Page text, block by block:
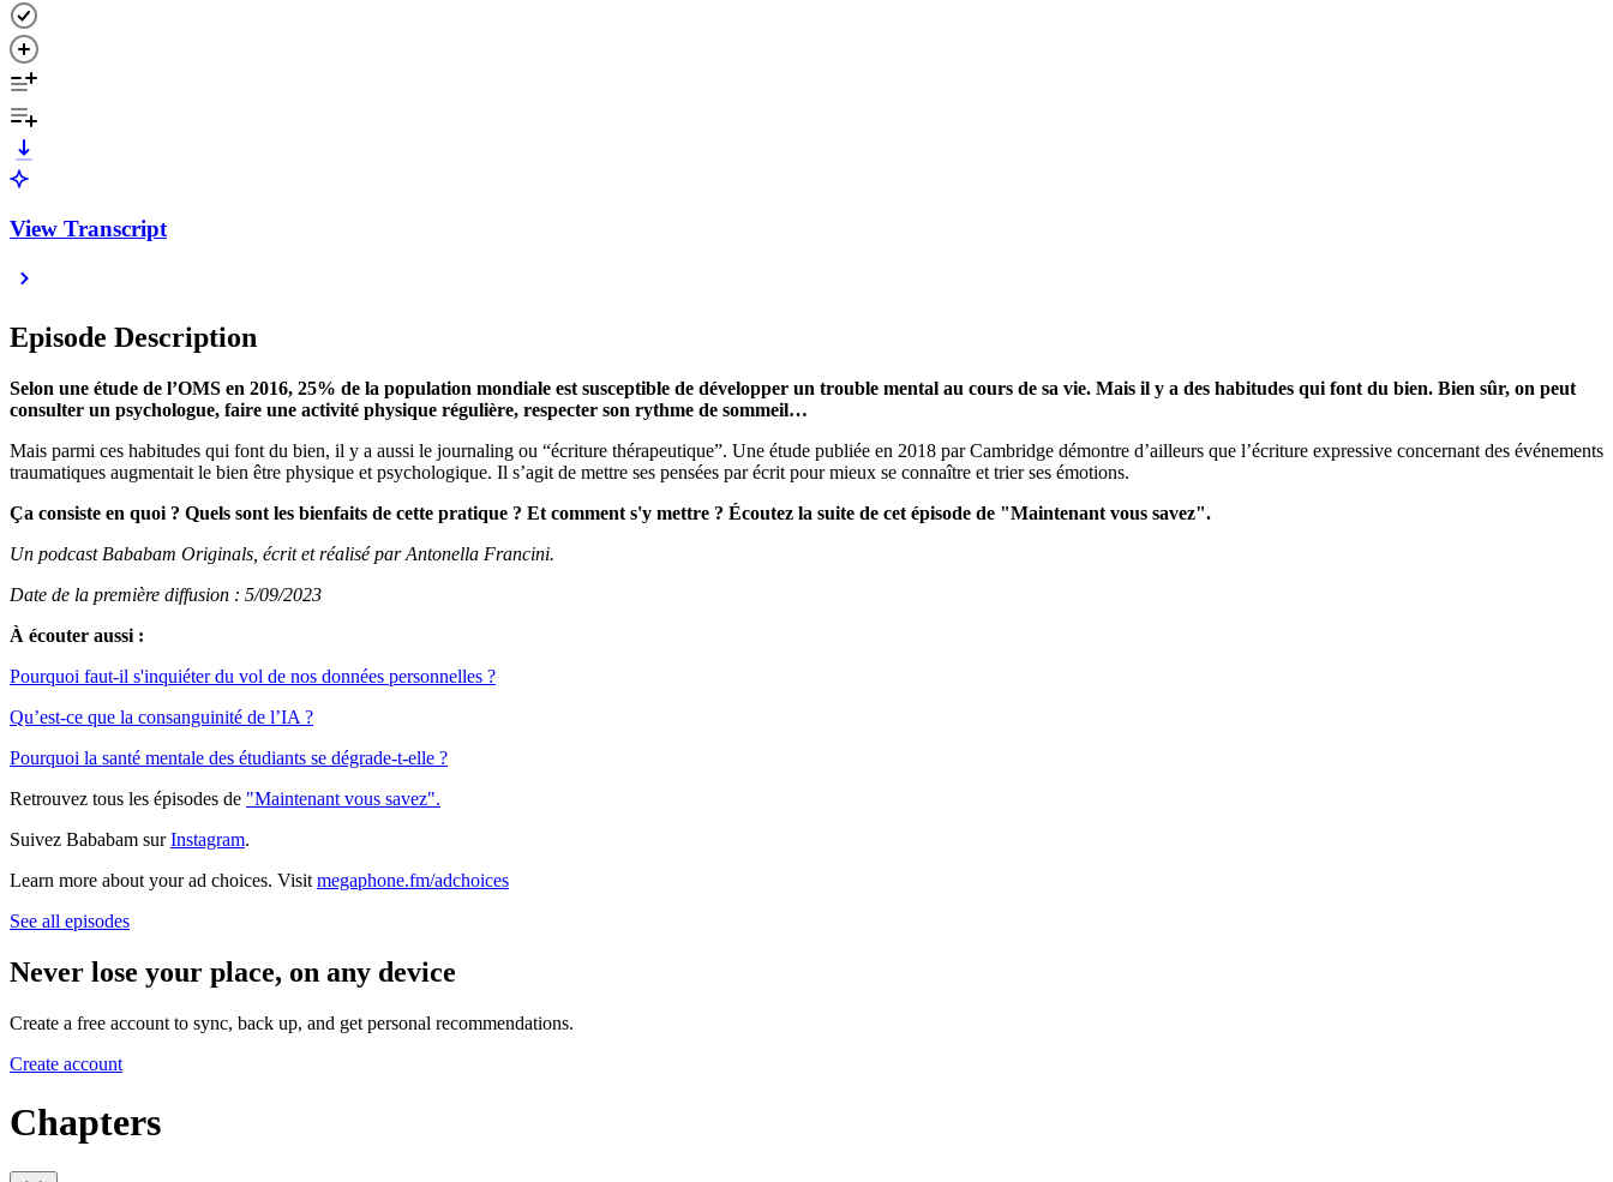
View Transcript
Episode Description
Selon une étude de l’OMS en 2016, 25% de la population mondiale est susceptible de développer un trouble mental au cours de sa vie. Mais il y a des habitudes qui font du bien. Bien sûr, on peut
consulter un psychologue, faire une activité physique régulière, respecter son rythme de sommeil…
Mais parmi ces habitudes qui font du bien, il y a aussi le journaling ou “écriture thérapeutique”. Une étude publiée en 2018 par Cambridge démontre d’ailleurs que l’écriture expressive concernant des événements
traumatiques augmentait le bien être physique et psychologique. Il s’agit de mettre ses pensées par écrit pour mieux se connaître et trier ses émotions.
Ça consiste en quoi ? Quels sont les bienfaits de cette pratique ? Et comment s'y mettre ? Écoutez la suite de cet épisode de "Maintenant vous savez".
Un podcast Bababam Originals, écrit et réalisé par Antonella Francini.
Date de la première diffusion : 5/09/2023
À écouter aussi :
Pourquoi faut-il s'inquiéter du vol de nos données personnelles ?
Qu’est-ce que la consanguinité de l’IA ?
Pourquoi la santé mentale des étudiants se dégrade-t-elle ?
Retrouvez tous les épisodes de ⁠⁠⁠⁠"Maintenant vous savez".⁠⁠⁠⁠
Suivez Bababam sur⁠⁠⁠⁠Instagram⁠⁠⁠⁠.
Learn more about your ad choices. Visit megaphone.fm/adchoices
See all episodes
Never lose your place, on any device
Create a free account to sync, back up, and get personal recommendations.
Create account
Chapters